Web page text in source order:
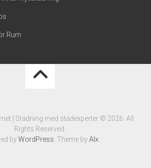
Rum
| Städning med städexperter © 2026. All
Rights Reserved.
byWordPress . Theme byAlx